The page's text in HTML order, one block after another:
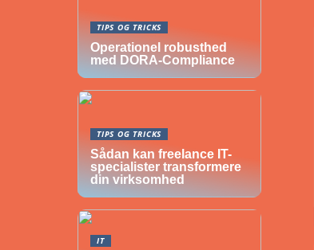
TIPS OG TRICKS
Operationel robusthed
med DORA-Compliance
TIPS OG TRICKS
Sådan kan freelance IT-
specialister transformere
din virksomhed
IT